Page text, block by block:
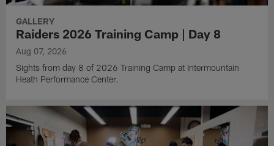
GALLERY
Raiders 2026 Training Camp | Day 8
Aug 07, 2026
Sights from day 8 of 2026 Training Camp at Intermountain
Heath Performance Center.